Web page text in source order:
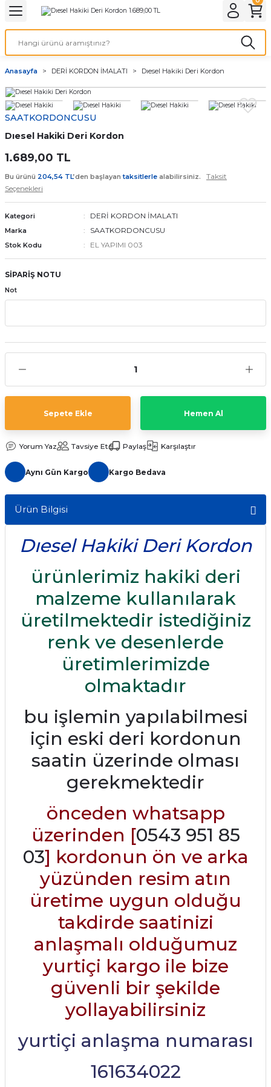
Geri Dön
& ELEKTİRİK AYDINLATMA & ELEKTRİK
BİLGİSAYAR
Geri Dön
ve Cihaz Pilleri
ÇEŞİTLERİ
ÇEŞİTLERİ
Pili
Geri Dön
Geri Dön
Kordon Çeşitleri
Kordonları
Kordonu
Kordonları
Anasayfa DERİ KORDON İMALATI Dıesel Hakiki Deri Kordon
SAATKORDONCUSU
Dıesel Hakiki Deri Kordon
1.689,00 TL
Bu ürünü 204,54 TL’den başlayantaksitlerle alabilirsiniz.
Taksit
Seçenekleri
Kategori DERİ KORDON İMALATI
Marka SAATKORDONCUSU
Stok Kodu EL YAPIMI 003
SİPARİŞ NOTU
Not
Sepete Ekle Hemen Al
Yorum Yaz Tavsiye Et Paylaş Karşılaştır
Aynı Gün Kargo Kargo Bedava
Ürün Bilgisi
Dıesel Hakiki Deri Kordon
ürünlerimiz hakiki deri
malzeme kullanılarak
üretilmektedir istediğiniz
renk ve desenlerde
üretimlerimizde
olmaktadır
bu işlemin yapılabilmesi
için eski deri kordonun
saatin üzerinde olması
gerekmektedir
önceden whatsapp
üzerinden [0543 951 85
03] kordonun ön ve arka
yüzünden resim atın
üretime uygun olduğu
takdirde saatinizi
anlaşmalı olduğumuz
yurtiçi kargo ile bize
güvenli bir şekilde
yollayabilirsiniz
yurtiçi anlaşma numarası
161634022